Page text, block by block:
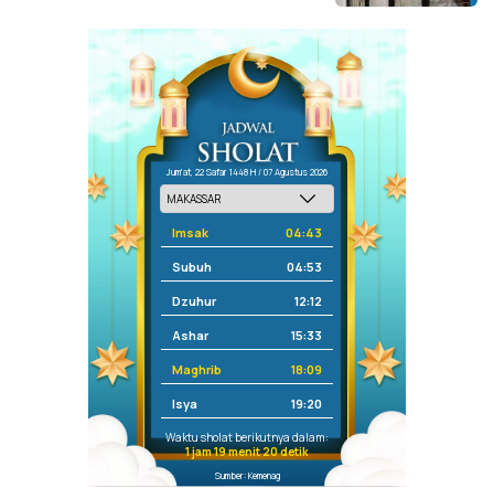
Jum'at, 22 Safar 1448 H / 07 Agustus 2026
Imsak 04:43
Subuh 04:53
Dzuhur 12:12
Ashar 15:33
Maghrib 18:09
Isya 19:20
Waktu sholat berikutnya dalam:
1 jam 19 menit 20 detik
Sumber: Kemenag